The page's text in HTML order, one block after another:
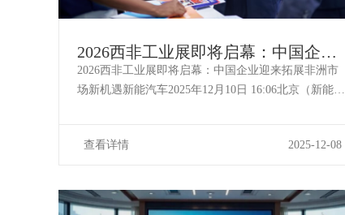
2026西非工业展即将启幕：中国企业
迎来拓展非洲市场新机遇
2026西非工业展即将启幕：中国企业迎来拓展非洲市
场新机遇新能汽车2025年12月10日 16:06北京（新能汽
国国际贸易促进委员会机械行业分会与北京中汽四方
查看详情 2025-12-08